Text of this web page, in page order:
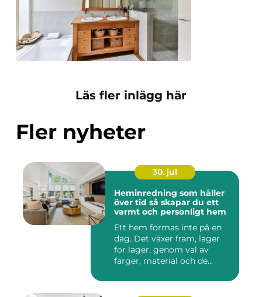
Läs fler inlägg här
Fler nyheter
30. jul
Heminredning som håller
över tid så skapar du ett
varmt och personligt hem
Ett hem formas inte på en
dag. Det växer fram, lager
för lager, genom val av
färger, material och de...